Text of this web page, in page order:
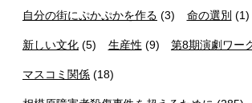
自分の街にぷかぷかを作る (3) 命の選別 (1)
新しい文化 (5) 生産性 (9) 第8期演劇ワー
マスコミ関係 (18)